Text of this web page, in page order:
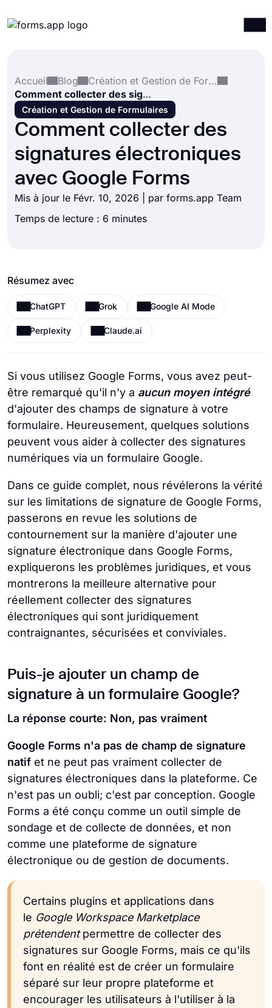
Intégrations
Modèles
Ressources
Tarification
Accueil
Blog
Création et Gestion de Formulaires
Comment collecter des signatures électroniques avec Google Forms
Création et Gestion de Formulaires
Comment collecter des
signatures électroniques
avec Google Forms
Mis à jour le Févr. 10, 2026 | par forms.app Team
Temps de lecture : 6 minutes
Résumez avec
ChatGPT Grok Google AI Mode
Perplexity Claude.ai
Si vous utilisez Google Forms, vous avez peut-
être remarqué qu'il n'y a aucun moyen intégré
d'ajouter des champs de signature à votre
formulaire. Heureusement, quelques solutions
peuvent vous aider à collecter des signatures
numériques via un formulaire Google.
Dans ce guide complet, nous révélerons la vérité
sur les limitations de signature de Google Forms,
passerons en revue les solutions de
contournement sur la manière d'ajouter une
signature électronique dans Google Forms,
expliquerons les problèmes juridiques, et vous
montrerons la meilleure alternative pour
réellement collecter des signatures
électroniques qui sont juridiquement
contraignantes, sécurisées et conviviales.
Puis-je ajouter un champ de
signature à un formulaire Google?
La réponse courte: Non, pas vraiment
Google Forms n'a pas de champ de signature
natif et ne peut pas vraiment collecter de
signatures électroniques dans la plateforme. Ce
n'est pas un oubli; c'est par conception. Google
Forms a été conçu comme un outil simple de
sondage et de collecte de données, et non
comme une plateforme de signature
électronique ou de gestion de documents.
Certains plugins et applications dans
le Google Workspace Marketplace
prétendentpermettre de collecter des
signatures sur Google Forms, mais ce qu'ils
font en réalité est de créer un formulaire
séparé sur leur propre plateforme et
encourager les utilisateurs à l'utiliser à la